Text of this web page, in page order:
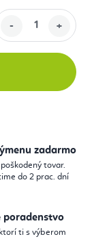
zadarmo
tovar.
do 2 prac. dní
poradenstvo
ti s výberom